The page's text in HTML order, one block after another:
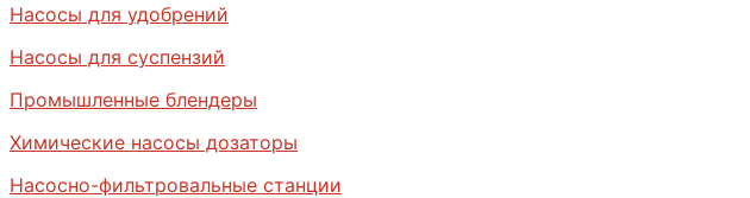
Насосы для удобрений
Насосы для суспензий
Промышленные блендеры
Химические насосы дозаторы
Насосно-фильтровальные станции